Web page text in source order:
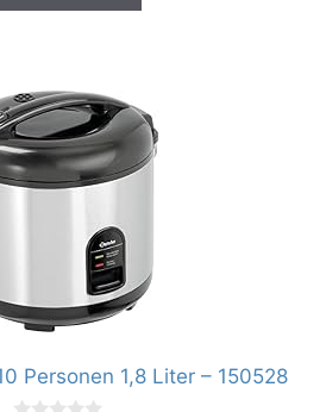
Personen 1,8 Liter – 150528